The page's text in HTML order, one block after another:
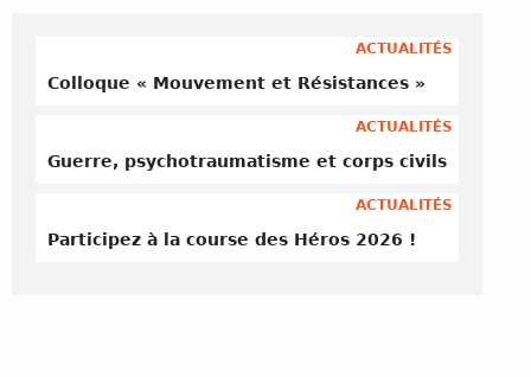
ACTUALITÉS
Colloque « Mouvement et Résistances »
ACTUALITÉS
Guerre, psychotraumatisme et corps civils
ACTUALITÉS
Participez à la course des Héros 2026 !